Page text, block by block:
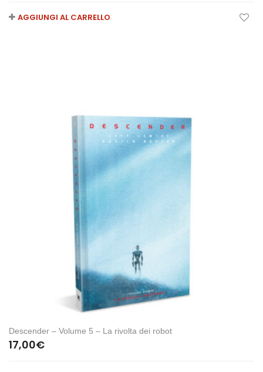
AGGIUNGI AL CARRELLO
Descender – Volume 5 – La rivolta dei robot
17,00€